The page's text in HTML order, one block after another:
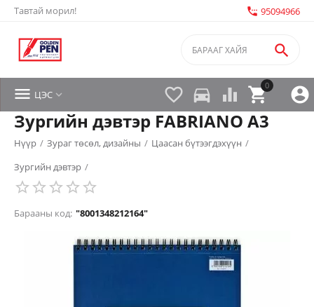
Тавтай морил! settings_phone 95094966


0

 directions_car 
 ЦЭС 
Зургийн дэвтэр FABRIANO A3
Нүүр / Зураг төсөл, дизайны / Цаасан бүтээгдэхүүн /
Зургийн дэвтэр /
Барааны код: "8001348212164"